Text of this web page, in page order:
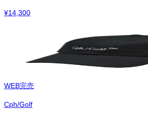
¥14,300
WEB完売
Cph/Golf